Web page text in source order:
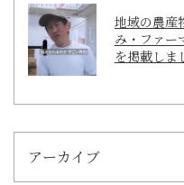
地域の農産
み・ファー
を掲載しま
アーカイブ